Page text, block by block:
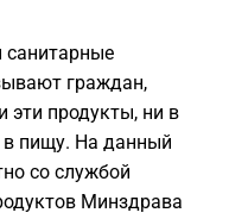
санитарные
граждан,
эти продукты, ни в
в пищу. На данный
со службой
Минздрава